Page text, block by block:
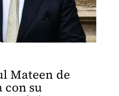
Mateen de
con su